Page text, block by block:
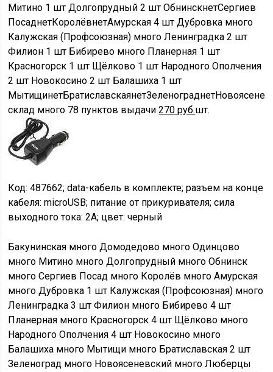
Митино 1 штДолгопрудный 2 штОбнинскнетСергиев
ПосаднетКоролёвнетАмурская 4 штДубровка много
Калужская (Профсоюзная) многоЛенинградка 2 шт
Филион 1 шт Бибирево много Планерная 1 шт
Красногорск 1 шт Щёлково 1 шт Народного Ополчения
2 шт Новокосино 2 шт Балашиха 1 шт
МытищинетБратиславскаянетЗеленограднет
склад много 78 пунктов выдачи270руб.шт.
Код: 487662; data-кабель в комплекте; разъем на конце
кабеля: microUSB; питание от прикуривателя; сила
выходного тока: 2A; цвет: черный
Бакунинская многоДомодедово многоОдинцово
много Митино многоДолгопрудный многоОбнинск
многоСергиев Посад много Королёв многоАмурская
многоДубровка 1 шт Калужская (Профсоюзная) много
Ленинградка 3 штФилион много Бибирево 4 шт
Планерная много Красногорск 4 шт Щёлково много
Народного Ополчения 4 шт Новокосино много
Балашиха много Мытищи много Братиславская 2 шт
Зеленоград много Новоясеневский многоЛюберцы